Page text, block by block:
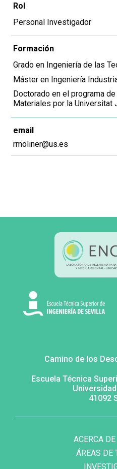
Rol
Personal Investigador
Formación
Grado en Ingeniería de las
Máster en Ingeniería
Doctorado en el programa
Materiales por la Universitat
email
rmoliner@us.es
Camino de los
Escuela Técnica
41092
MENÚ
ACERCA
ÁREAS DE